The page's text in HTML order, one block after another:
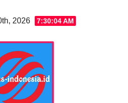
2026 7:30:05 AM